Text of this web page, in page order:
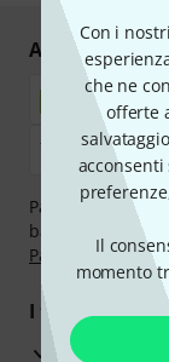
Con i
che ne
offerte
Il
momento
Acquisti e
Paga in tutta
bancario,
Paga in 3 rate
I tuoi vantaggi
3 anni di